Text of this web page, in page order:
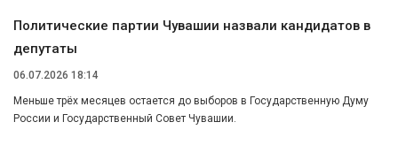
Политические партии Чувашии назвали кандидатов в
депутаты
06.07.2026 18:14
Меньше трёх месяцев остается до выборов в Государственную Думу
России и Государственный Совет Чувашии.